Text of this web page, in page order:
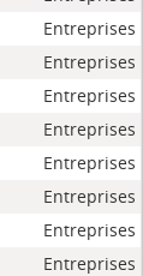
Entreprises
Entreprises
Entreprises
Entreprises
Entreprises
Entreprises
Entreprises
Entreprises